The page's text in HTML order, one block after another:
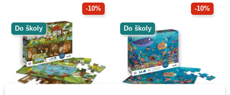
-10%
Do školy
-10%
Do školy